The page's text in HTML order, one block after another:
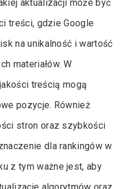
aktualizacji może być
treści, gdzie Google
na unikalność i wartość
materiałów. W
treścią mogą
pozycje. Również
stron oraz szybkości
dla rankingów w
z tym ważne jest, aby